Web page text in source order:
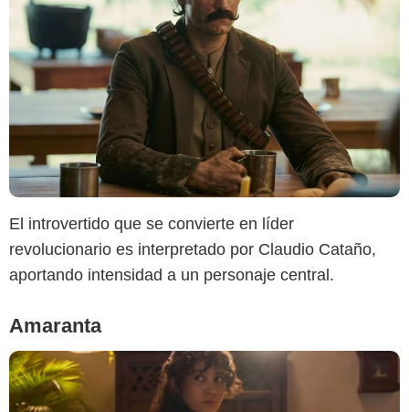
El introvertido que se convierte en líder
revolucionario es interpretado por Claudio Cataño,
aportando intensidad a un personaje central.
Amaranta
Netflix